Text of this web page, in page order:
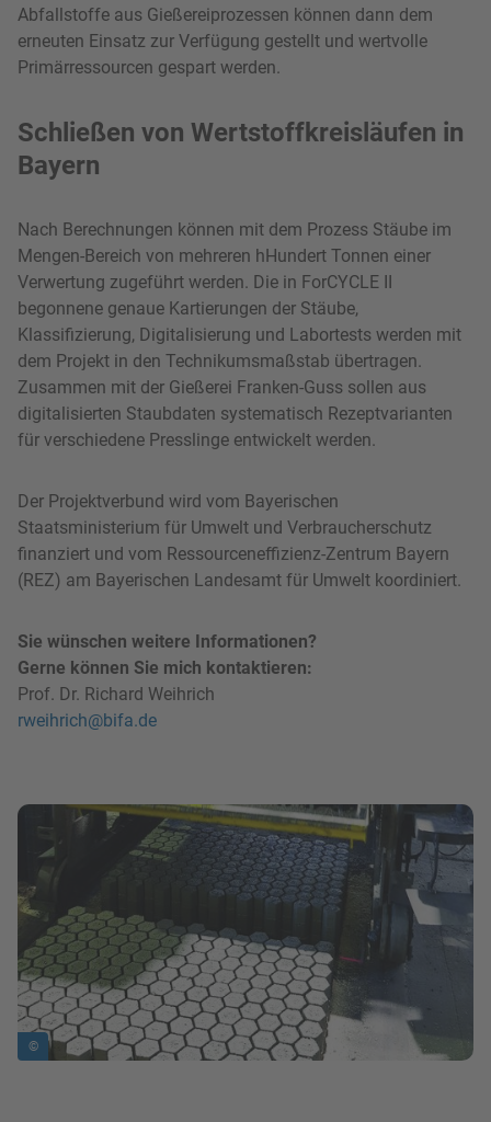
Abfallstoffe aus Gießereiprozessen können dann dem
erneuten Einsatz zur Verfügung gestellt und wertvolle
Primärressourcen gespart werden.
Schließen von Wertstoffkreisläufen in
Bayern
Nach Berechnungen können mit dem Prozess Stäube im
Mengen-Bereich von mehreren hHundert Tonnen einer
Verwertung zugeführt werden. Die in ForCYCLE II
begonnene genaue Kartierungen der Stäube,
Klassifizierung, Digitalisierung und Labortests werden mit
dem Projekt in den Technikumsmaßstab übertragen.
Zusammen mit der Gießerei Franken-Guss sollen aus
digitalisierten Staubdaten systematisch Rezeptvarianten
für verschiedene Presslinge entwickelt werden.
Der Projektverbund wird vom Bayerischen
Staatsministerium für Umwelt und Verbraucherschutz
finanziert und vom Ressourceneffizienz-Zentrum Bayern
(REZ) am Bayerischen Landesamt für Umwelt koordiniert.
Sie wünschen weitere Informationen?
Gerne können Sie mich kontaktieren:
Prof. Dr. Richard Weihrich
rweihrich@bifa.de
Bild in Lightbox zeigen
©